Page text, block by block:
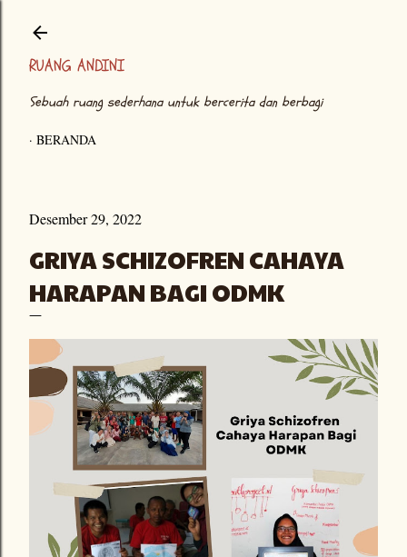
RUANG ANDINI
Sebuah ruang sederhana untuk bercerita dan berbagi
BERANDA
Desember 29, 2022
GRIYA SCHIZOFREN CAHAYA
HARAPAN BAGI ODMK